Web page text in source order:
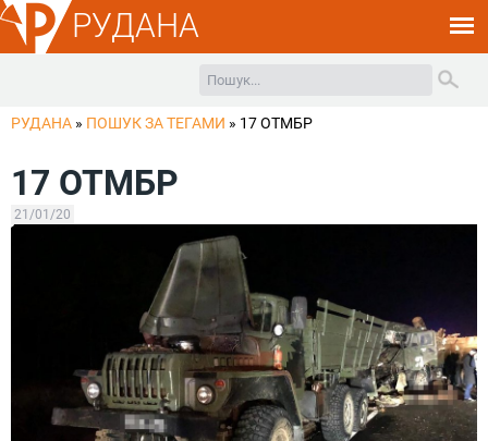
РУДАНА
РУДАНА » ПОШУК ЗА ТЕГАМИ » 17 ОТМБР
17 ОТМБР
21/01/20